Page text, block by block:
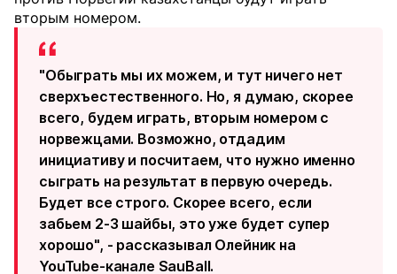
вторым номером.
"Обыграть мы их можем, и тут ничего нет
сверхъестественного. Но, я думаю, скорее
всего, будем играть, вторым номером с
норвежцами. Возможно, отдадим
инициативу и посчитаем, что нужно именно
сыграть на результат в первую очередь.
Будет все строго. Скорее всего, если
забьем 2-3 шайбы, это уже будет супер
хорошо", - рассказывал Олейник на
YouTube-канале SauBall.